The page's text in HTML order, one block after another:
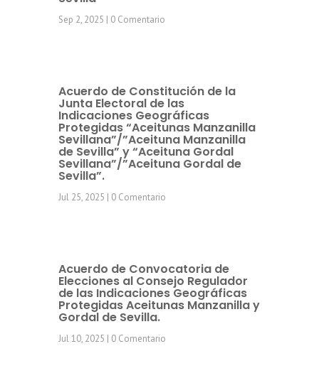
Sep 2, 2025 | 0 Comentario
Acuerdo de Constitución de la
Junta Electoral de las
Indicaciones Geográficas
Protegidas “Aceitunas Manzanilla
Sevillana”/”Aceituna Manzanilla
de Sevilla” y “Aceituna Gordal
Sevillana”/”Aceituna Gordal de
Sevilla”.
Jul 25, 2025 | 0 Comentario
Acuerdo de Convocatoria de
Elecciones al Consejo Regulador
de las Indicaciones Geográficas
Protegidas Aceitunas Manzanilla y
Gordal de Sevilla.
Jul 10, 2025 | 0 Comentario